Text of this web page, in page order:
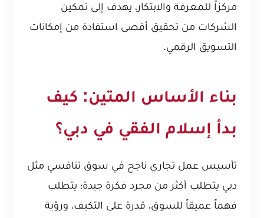
مركزاً للمعرفة والابتكار، يهدف إلى تمكين
الشركات من تحقيق أقصى استفادة من إمكانات
التسويق الرقمي.
بناء الأساس المتين: كيف
بدأ إسلام الفقي في دبي؟
تأسيس عمل تجاري ناجح في سوق تنافسي مثل
دبي يتطلب أكثر من مجرد فكرة جيدة؛ يتطلب
فهماً عميقاً للسوق، قدرة على التكيف، ورؤية